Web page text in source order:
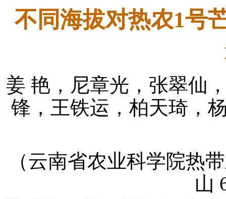
不同海拔对热农1号
姜 艳，尼章光，张翠仙
锋，王铁运，柏天琦，
（云南省农业科学院热
山